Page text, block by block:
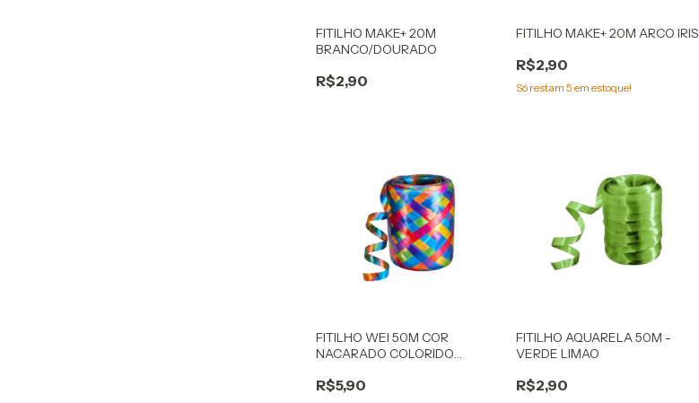
FITILHO MAKE+ 20M
BRANCO/DOURADO
R$2,90
FITILHO MAKE+ 20M ARCO IRIS
R$2,90
Só restam 5 em estoque!
FITILHO WEI 50M COR
NACARADO COLORIDO
R$5,90
FITILHO AQUARELA 50M -
VERDE LIMAO
R$2,90